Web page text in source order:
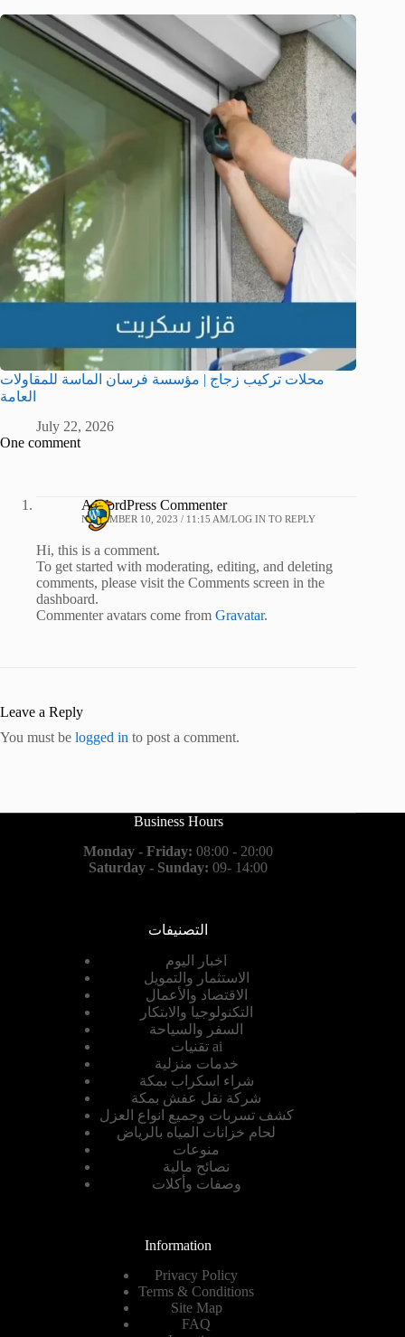
محلات تركيب زجاج | مؤسسة فرسان الماسة للمقاولات
العامة
July 22, 2026
One comment
A WordPress Commenter
NOVEMBER 10, 2023 / 11:15 AM LOG IN TO REPLY
Hi, this is a comment.
To get started with moderating, editing, and deleting
comments, please visit the Comments screen in the
dashboard.
Commenter avatars come from Gravatar.
Leave a Reply
You must be logged in to post a comment.
Business Hours
Monday - Friday: 08:00 - 20:00
Saturday - Sunday: 09- 14:00
التصنيفات
اخبار اليوم
الاستثمار والتمويل
الاقتصاد والأعمال
التكنولوجيا والابتكار
السفر والسياحة
تقنيات ai
خدمات منزلية
شراء اسكراب بمكة
شركة نقل عفش بمكة
كشف تسربات وجميع انواع العزل
لحام خزانات المياه بالرياض
منوعات
نصائح مالية
وصفات وأكلات
Information
Privacy Policy
Terms & Conditions
Site Map
FAQ